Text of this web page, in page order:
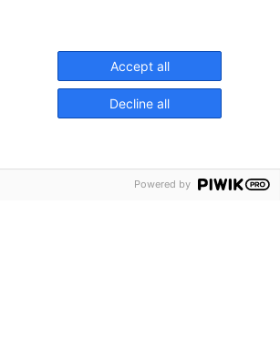
Accept all
Decline all
Powered by